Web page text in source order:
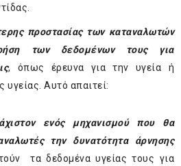
προστασίας των καταναλωτών
των δεδομένων τους για
, όπως έρευνα για την υγεία ή
υγείας. Αυτό απαιτεί:
ενός μηχανισμού που θα
την δυνατότητα άρνησης
τα δεδομένα υγείας τους για